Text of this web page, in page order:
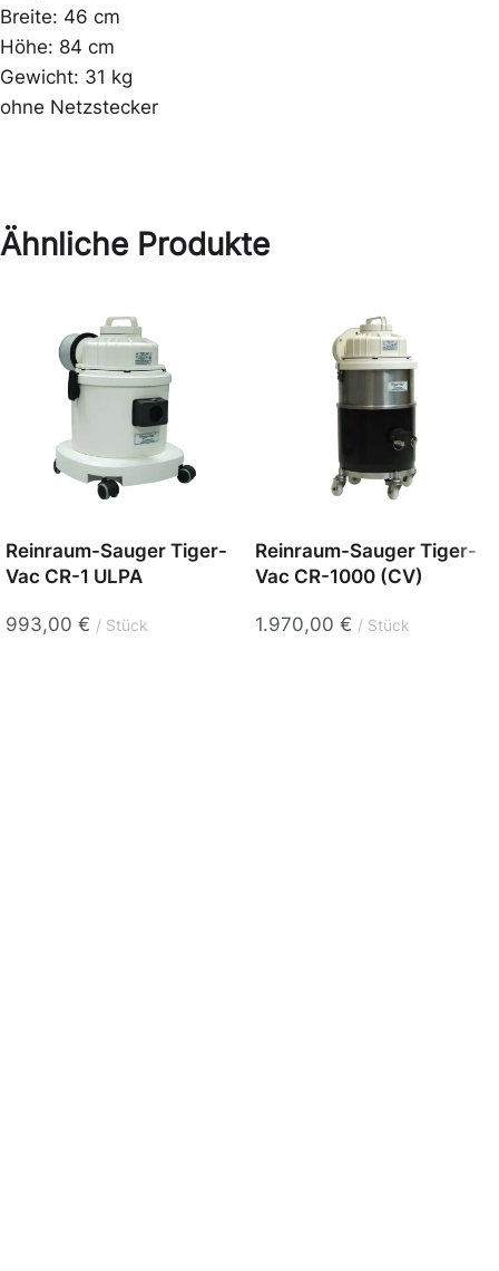
Breite: 46 cm
Höhe: 84 cm
Gewicht: 31 kg
ohne Netzstecker
Ähnliche Produkte
Reinraum-Sauger Tiger-
Vac CR-1 ULPA
993,00 € Stück
Reinraum-Sauger Tiger-
Vac CR-1000 (CV)
1.970,00 € Stück